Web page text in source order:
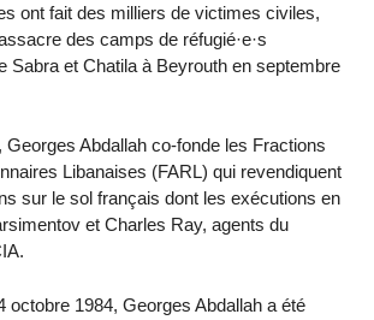
ont fait des milliers de victimes civiles,
des camps de réfugié·e·s
Sabra et Chatila à Beyrouth en septembre
Abdallah co-fonde les Fractions
Libanaises (FARL) qui revendiquent
sur le sol français dont les exécutions en
et Charles Ray, agents du
octobre 1984, Georges Abdallah a été